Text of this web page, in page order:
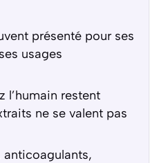
présenté pour ses
usages
l’humain restent
ne se valent pas
anticoagulants,